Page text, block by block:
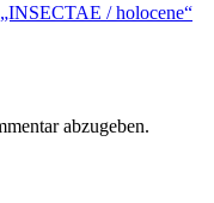
/ holocene“
abzugeben.